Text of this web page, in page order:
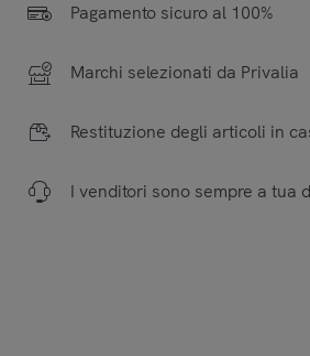
Pagamento sicuro al 100%
Marchi selezionati da Privalia
Restituzione degli articoli in
I venditori sono sempre a tua